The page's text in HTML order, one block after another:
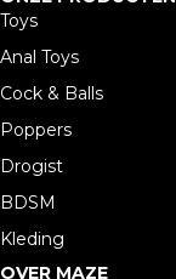
Toys
Anal Toys
Cock & Balls
Poppers
Drogist
BDSM
Kleding
OVER MAZE